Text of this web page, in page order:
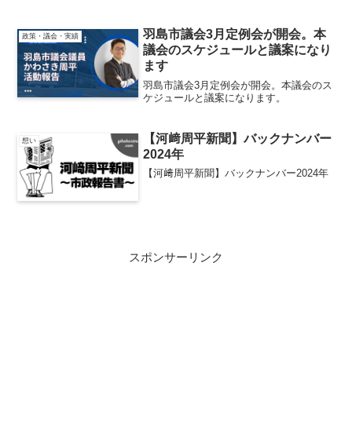
政策・議会・実績
羽島市議会3月定例会が開会。本
議会のスケジュールと議案になり
ます
羽島市議会3月定例会が開会。本議会のス
ケジュールと議案になります。
想い
【河﨑周平新聞】バックナンバー
2024年
【河﨑周平新聞】バックナンバー2024年
スポンサーリンク